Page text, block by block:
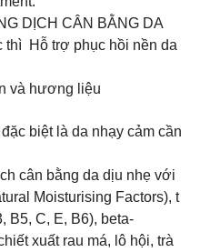
DỊCH CÂN BẰNG DA
Hỗ trợ phục hồi nền da
và hương liệu
biệt là da nhạy cảm cần
cân bằng da dịu nhẹ với
Moisturising Factors), t
B5, C, E, B6), beta-
xuất rau má, lô hội, trà